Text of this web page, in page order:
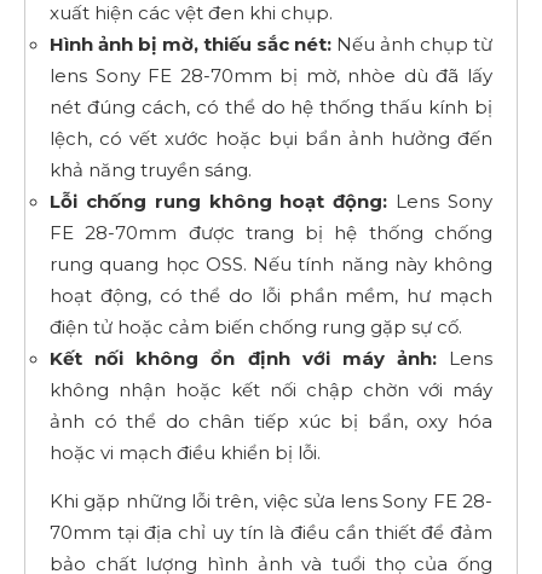
xuất hiện các vệt đen khi chụp.
Hình ảnh bị mờ, thiếu sắc nét: Nếu ảnh chụp từ
lens Sony FE 28-70mm bị mờ, nhòe dù đã lấy
nét đúng cách, có thể do hệ thống thấu kính bị
lệch, có vết xước hoặc bụi bẩn ảnh hưởng đến
khả năng truyền sáng.
Lỗi chống rung không hoạt động: Lens Sony
FE 28-70mm được trang bị hệ thống chống
rung quang học OSS. Nếu tính năng này không
hoạt động, có thể do lỗi phần mềm, hư mạch
điện tử hoặc cảm biến chống rung gặp sự cố.
Kết nối không ổn định với máy ảnh: Lens
không nhận hoặc kết nối chập chờn với máy
ảnh có thể do chân tiếp xúc bị bẩn, oxy hóa
hoặc vi mạch điều khiển bị lỗi.
Khi gặp những lỗi trên, việc sửa lens Sony FE 28-
70mm tại địa chỉ uy tín là điều cần thiết để đảm
bảo chất lượng hình ảnh và tuổi thọ của ống